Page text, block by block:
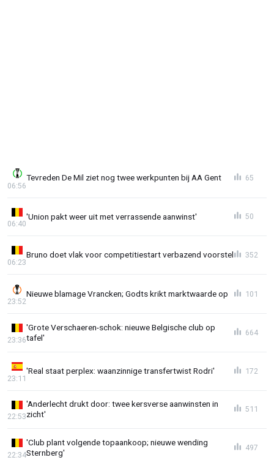
Tevreden De Mil ziet nog twee werkpunten bij AA Gent
06:56
65
'Union pakt weer uit met verrassende aanwinst'
06:40
50
Bruno doet vlak voor competitiestart verbazend voorstel
06:23
352
Nieuwe blamage Vrancken; Godts krikt marktwaarde op
23:52
101
'Grote Verschaeren-schok: nieuwe Belgische club op
tafel'
23:36
664
'Real staat perplex: waanzinnige transfertwist Rodri'
23:11
172
'Anderlecht drukt door: twee kersverse aanwinsten in
zicht'
22:53
511
'Club plant volgende topaankoop; nieuwe wending
Sternberg'
22:34
497